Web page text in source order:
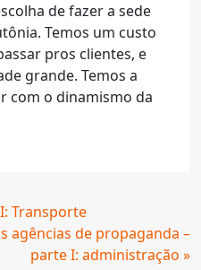
de fazer a sede
Temos um custo
pros clientes, e
grande. Temos a
com o dinamismo da
Transporte
agências de propaganda –
parte I: administração »